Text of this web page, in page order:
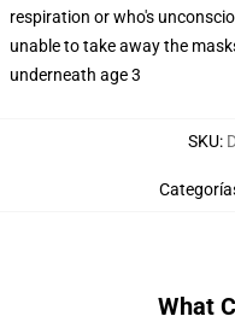
respiration or who's
unable to take away the
underneath age 3
SKU:
What